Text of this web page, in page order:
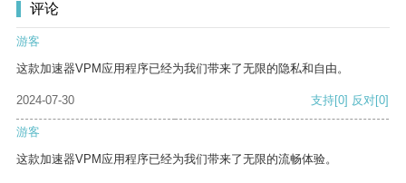
评论
游客
这款加速器VPM应用程序已经为我们带来了无限的隐私和自由。
2024-07-30 支持[0] 反对[0]
游客
这款加速器VPM应用程序已经为我们带来了无限的流畅体验。